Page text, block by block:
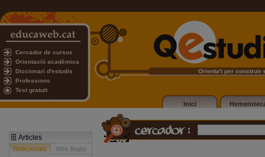
Cercador de cursos
Orientació acadèmica
Diccionari d'estudis
Professions
Test gratuït
Orienta't per construir
Inici
Articles
Relacionats Més llegits